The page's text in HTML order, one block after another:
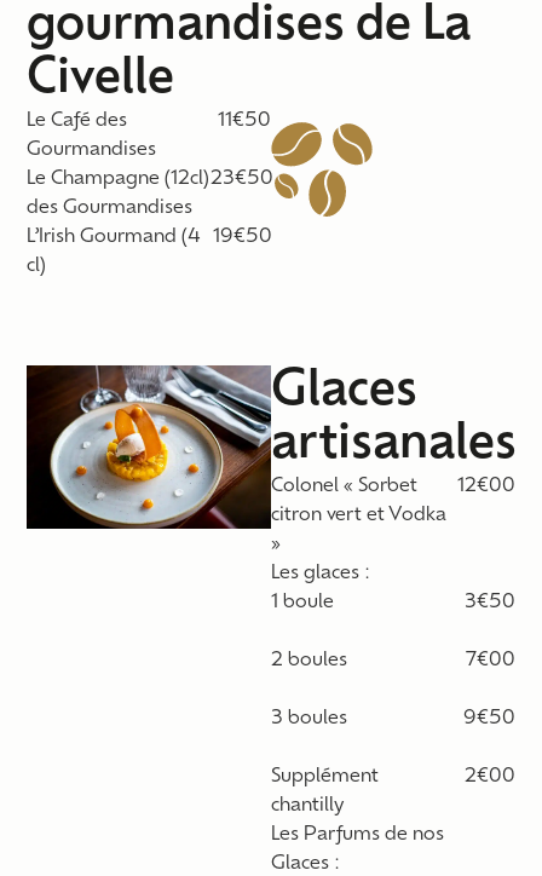
gourmandises de La
Civelle
Le Café des
Gourmandises
11€50
Le Champagne (12cl)
des Gourmandises
23€50
L’Irish Gourmand (4
cl)
19€50
Glaces
artisanales
Colonel « Sorbet
citron vert et Vodka
»
12€00
Les glaces :
1 boule
3€50
2 boules 7€00
3 boules 9€50
Supplément
chantilly
2€00
Les Parfums de nos
Glaces :